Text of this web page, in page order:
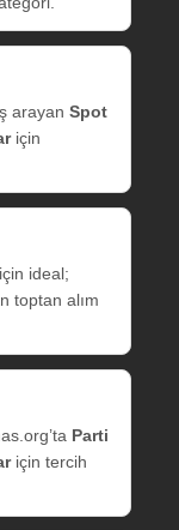
arayan Spot
için
ideal;
toptan alım
Parti
için tercih